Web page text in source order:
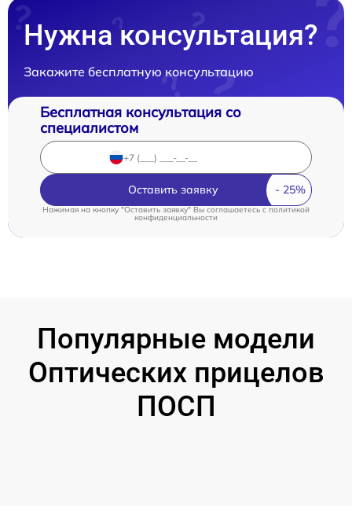
Нужна консультация?
Закажите бесплатную консультацию
Бесплатная консультация со
специалистом
Оставить заявку
Нажимая на кнопку "Оставить заявку" Вы соглашаетесь c политикой
конфиденциальности
Популярные модели
Оптических прицелов
ПОСП